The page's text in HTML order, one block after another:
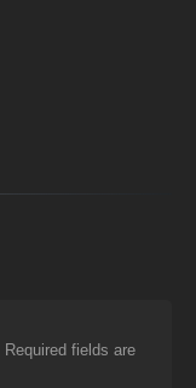
Required fields are